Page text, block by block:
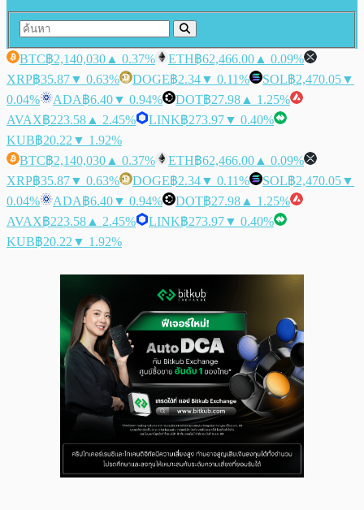
BTC฿2,140,030 ▲ 0.37% ETH฿62,466.00 ▲ 0.09%
XRP฿35.87▼ 0.63% DOGE฿2.34▼ 0.11% SOL฿2,470.05▼
0.04%
ADA฿6.40▼ 0.94% DOT฿27.98 ▲ 1.25%
AVAX฿223.58 ▲ 2.45% LINK฿273.97▼ 0.40%
KUB฿20.22 ▼ 1.92%
BTC฿2,140,030 ▲ 0.37% ETH฿62,466.00 ▲ 0.09%
XRP฿35.87▼ 0.63% DOGE฿2.34▼ 0.11% SOL฿2,470.05▼
0.04%
ADA฿6.40▼ 0.94% DOT฿27.98 ▲ 1.25%
AVAX฿223.58 ▲ 2.45% LINK฿273.97▼ 0.40%
KUB฿20.22 ▼ 1.92%